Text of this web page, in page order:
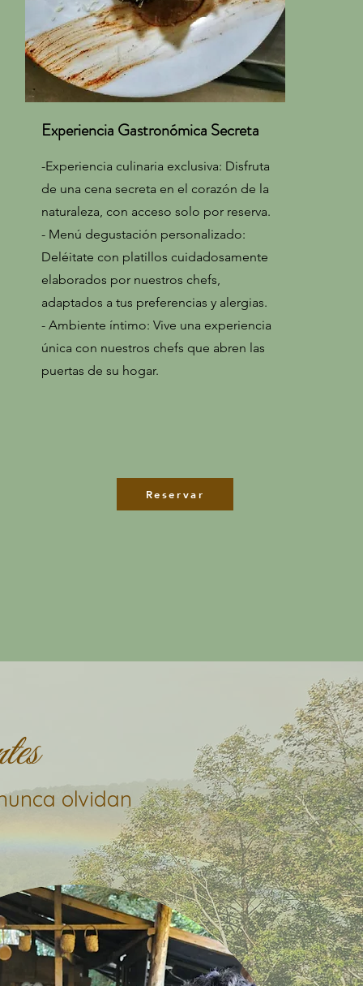
Experiencia Gastronómica Secreta
-Experiencia culinaria exclusiva: Disfruta
de una cena secreta en el corazón de la
naturaleza, con acceso solo por reserva.
- Menú degustación personalizado:
Deléitate con platillos cuidadosamente
elaborados por nuestros chefs,
adaptados a tus preferencias y alergias.
- Ambiente íntimo: Vive una experiencia
única con nuestros chefs que abren las
puertas de su hogar.
Reservar
olvidan